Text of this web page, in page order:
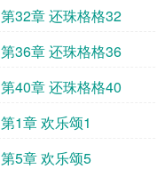
第32章 还珠格格32
第36章 还珠格格36
第40章 还珠格格40
第1章 欢乐颂1
第5章 欢乐颂5